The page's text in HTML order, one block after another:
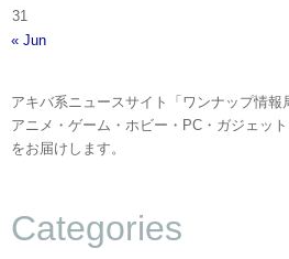
31
« Jun
アキバ系ニュースサイト「ワンナップ情報
アニメ・ゲーム・ホビー・PC・ガジェッ
をお届けします。
Categories